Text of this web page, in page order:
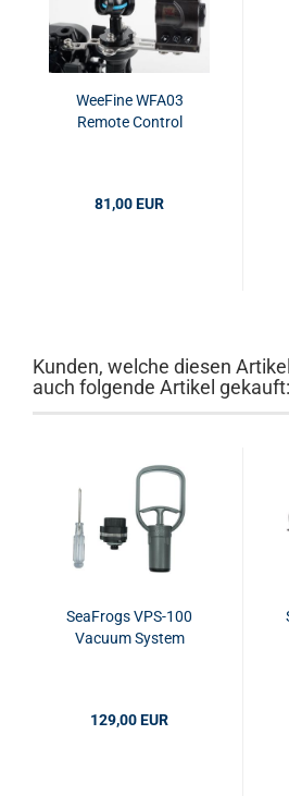
WeeFine WFA03
Remote Control
81,00 EUR
Kunden, welche diesen
auch folgende Artikel gekauft:
SeaFrogs VPS-100
Vacuum System
129,00 EUR